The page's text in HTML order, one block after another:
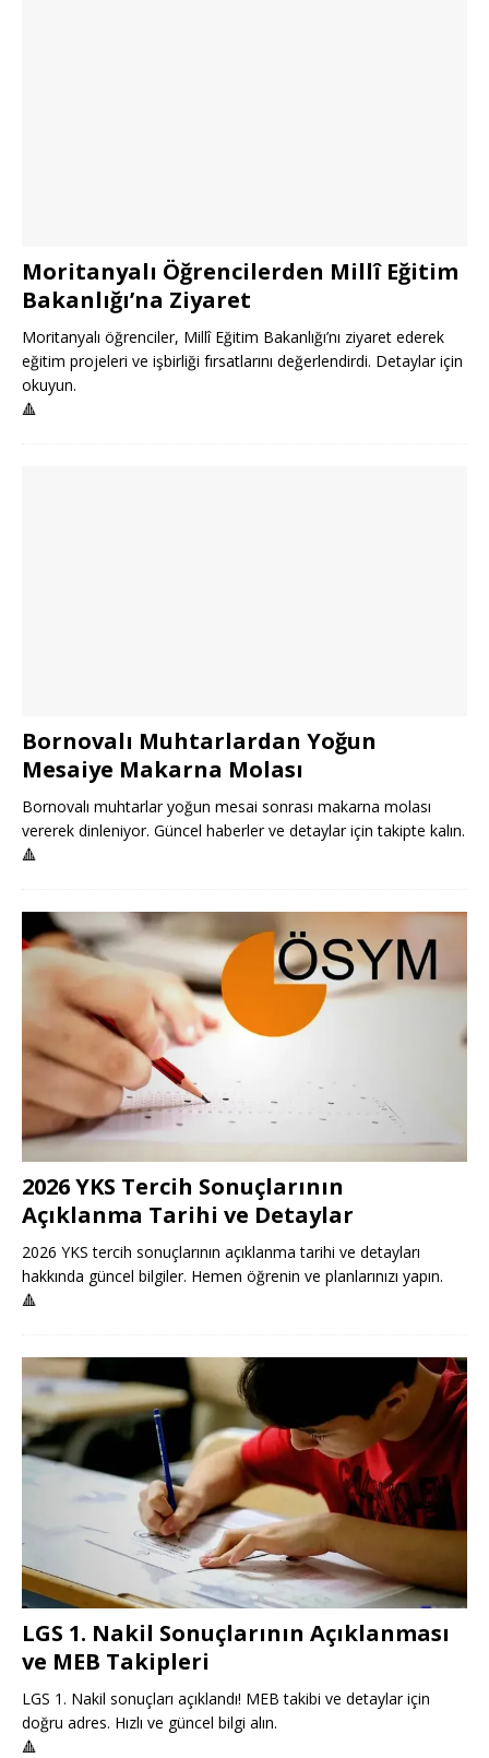
Moritanyalı Öğrencilerden Millî Eğitim
Bakanlığı’na Ziyaret
Moritanyalı öğrenciler, Millî Eğitim Bakanlığı’nı ziyaret ederek
eğitim projeleri ve işbirliği fırsatlarını değerlendirdi. Detaylar için
okuyun.
🔺
Bornovalı Muhtarlardan Yoğun
Mesaiye Makarna Molası
Bornovalı muhtarlar yoğun mesai sonrası makarna molası
vererek dinleniyor. Güncel haberler ve detaylar için takipte kalın.
🔺
2026 YKS Tercih Sonuçlarının
Açıklanma Tarihi ve Detaylar
2026 YKS tercih sonuçlarının açıklanma tarihi ve detayları
hakkında güncel bilgiler. Hemen öğrenin ve planlarınızı yapın.
🔺
LGS 1. Nakil Sonuçlarının Açıklanması
ve MEB Takipleri
LGS 1. Nakil sonuçları açıklandı! MEB takibi ve detaylar için
doğru adres. Hızlı ve güncel bilgi alın.
🔺